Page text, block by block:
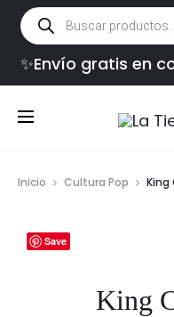
Búsqueda
de
productos
✨Envío gratis en
Inicio Cultura Pop King
Save
King